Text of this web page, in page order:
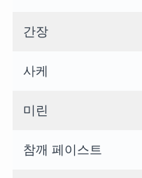
간장
사케
미린
참깨 페이스트